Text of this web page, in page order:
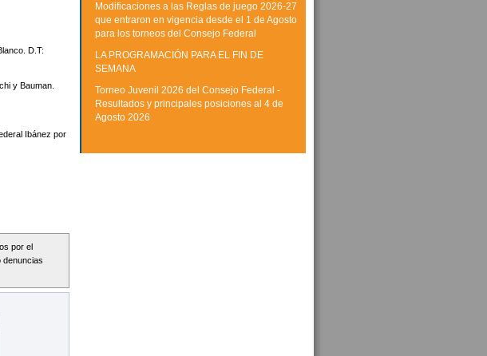
D.T:
y Bauman.
Ibánez por
por el
denuncias
Modificaciones a las Reglas de juego 2026-27
que entraron en vigencia desde el 1 de Agosto
para los torneos del Consejo Federal
LA PROGRAMACIÓN PARA EL FIN DE
SEMANA
Torneo Juvenil 2026 del Consejo Federal -
Resultados y principales posiciones al 4 de
Agosto 2026